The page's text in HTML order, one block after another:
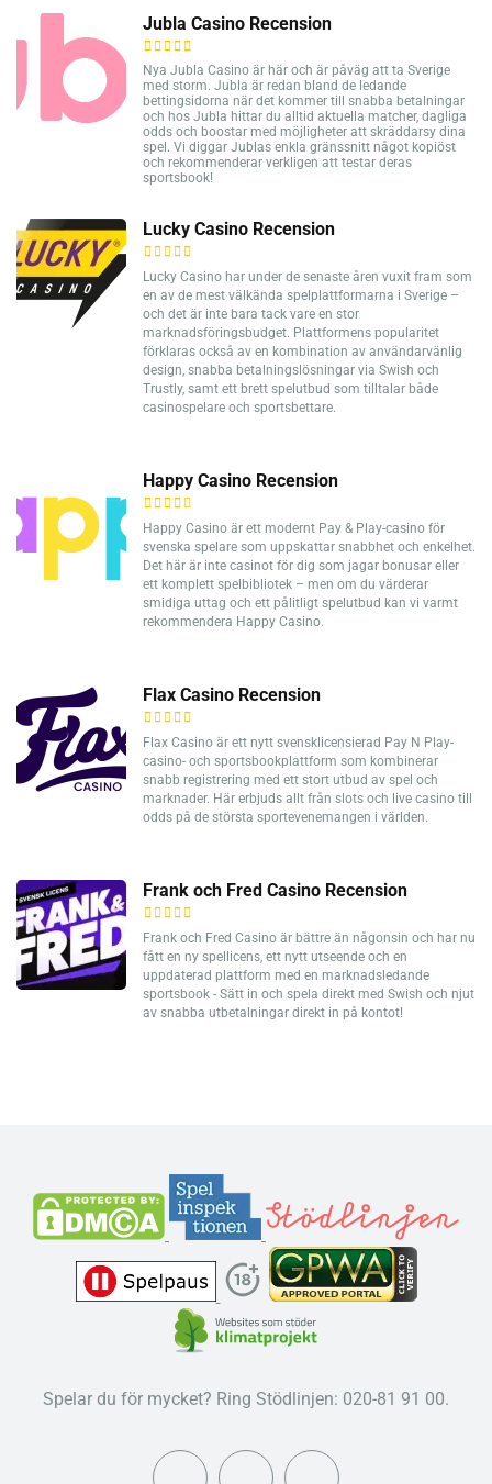
Jubla Casino Recension
Nya Jubla Casino är här och är påväg att ta Sverige
med storm. Jubla är redan bland de ledande
bettingsidorna när det kommer till snabba betalningar
och hos Jubla hittar du alltid aktuella matcher, dagliga
odds och boostar med möjligheter att skräddarsy dina
spel. Vi diggar Jublas enkla gränssnitt något kopiöst
och rekommenderar verkligen att testar deras
sportsbook!
Lucky Casino Recension
Lucky Casino har under de senaste åren vuxit fram som
en av de mest välkända spelplattformarna i Sverige –
och det är inte bara tack vare en stor
marknadsföringsbudget. Plattformens popularitet
förklaras också av en kombination av användarvänlig
design, snabba betalningslösningar via Swish och
Trustly, samt ett brett spelutbud som tilltalar både
casinospelare och sportsbettare.
Happy Casino Recension
Happy Casino är ett modernt Pay & Play-casino för
svenska spelare som uppskattar snabbhet och enkelhet.
Det här är inte casinot för dig som jagar bonusar eller
ett komplett spelbibliotek – men om du värderar
smidiga uttag och ett pålitligt spelutbud kan vi varmt
rekommendera Happy Casino.
Flax Casino Recension
Flax Casino är ett nytt svensklicensierad Pay N Play-
casino- och sportsbookplattform som kombinerar
snabb registrering med ett stort utbud av spel och
marknader. Här erbjuds allt från slots och live casino till
odds på de största sportevenemangen i världen.
Frank och Fred Casino Recension
Frank och Fred Casino är bättre än någonsin och har nu
fått en ny spellicens, ett nytt utseende och en
uppdaterad plattform med en marknadsledande
sportsbook - Sätt in och spela direkt med Swish och njut
av snabba utbetalningar direkt in på kontot!
Spelar du för mycket? Ring Stödlinjen: 020-81 91 00.